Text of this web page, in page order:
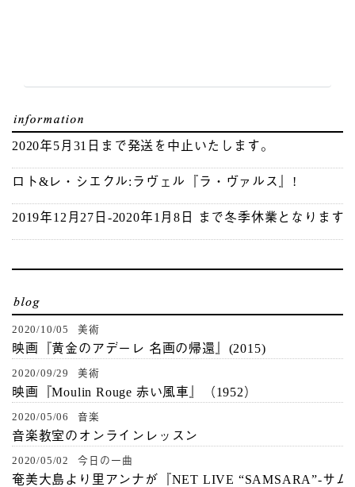
2020年5月31日まで発送を中止いたします。
ロト&レ・シエクル:ラヴェル『ラ・ヴァルス』!
2019年12月27日-2020年1月8日 まで冬季休業となります
2020/10/05 美術
映画『黄金のアデーレ 名画の帰還』(2015)
2020/09/29 美術
映画『Moulin Rouge 赤い風車』（1952）
2020/05/06 音楽
音楽教室のオンラインレッスン
2020/05/02 今日の一曲
奄美大島より里アンナが『NET LIVE “SAMSARA”-サ